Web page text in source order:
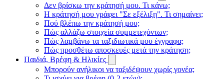
Δεν βρίσκω την κράτησή μου. Τι κάνω;
Η κράτησή μου γράφει "Σε εξέλιξη". Τι σημαίνει;
Πού βλέπω την κράτησή μου;
Πώς αλλάζω στοιχεία συμμετεχόντων;
Πώς λαμβάνω τα ταξιδιωτικά μου έγγραφα;
Πώς προσθέτω αποσκευές μετά την κράτηση;
Παιδιά, Βρέφη & Ηλικίες
Μπορούν ανήλικοι να ταξιδέψουν χωρίς γονέα;